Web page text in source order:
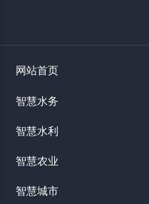
网站首页
智慧水务
智慧水利
智慧农业
智慧城市